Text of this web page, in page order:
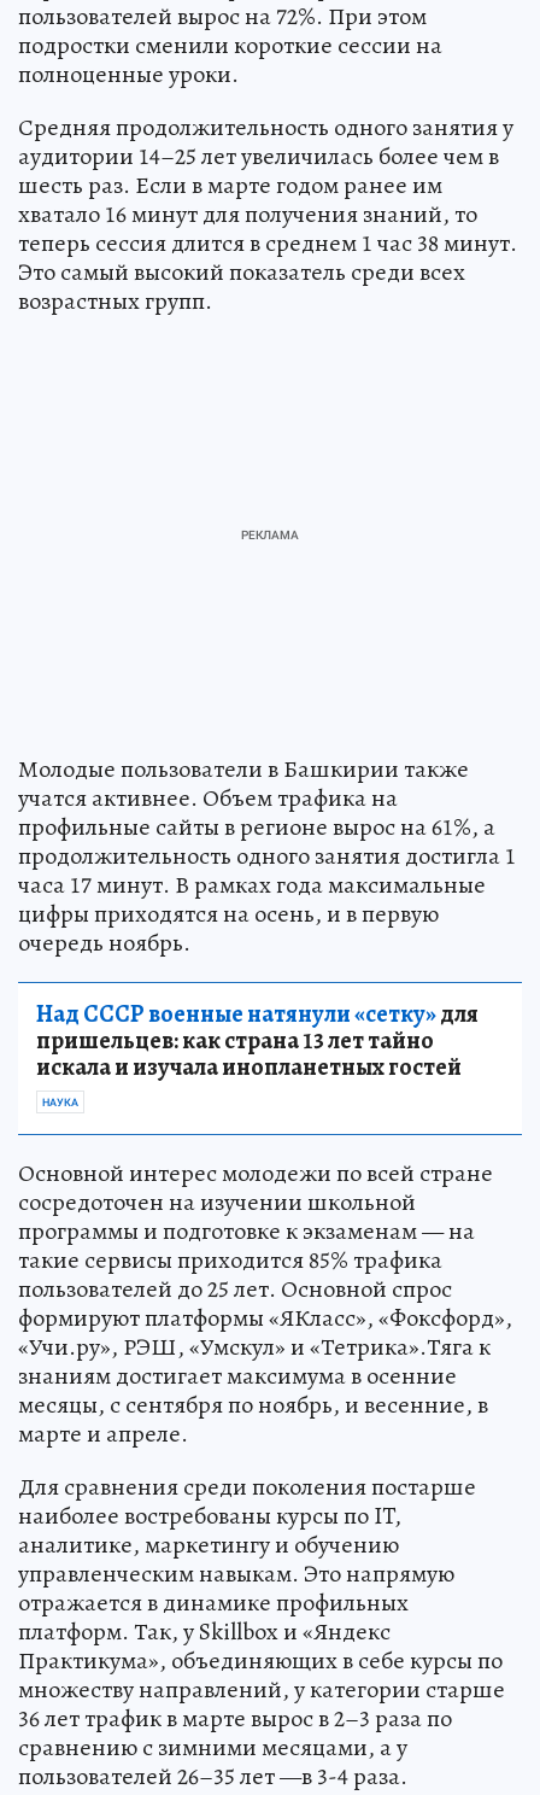
пользователей вырос на 72%. При этом
подростки сменили короткие сессии на
полноценные уроки.
Средняя продолжительность одного занятия у
аудитории 14–25 лет увеличилась более чем в
шесть раз. Если в марте годом ранее им
хватало 16 минут для получения знаний, то
теперь сессия длится в среднем 1 час 38 минут.
Это самый высокий показатель среди всех
возрастных групп.
Молодые пользователи в Башкирии также
учатся активнее. Объем трафика на
профильные сайты в регионе вырос на 61%, а
продолжительность одного занятия достигла 1
часа 17 минут. В рамках года максимальные
цифры приходятся на осень, и в первую
очередь ноябрь.
Над СССР военные натянули «сетку»для
пришельцев: как страна 13 лет тайно
искала и изучала инопланетных гостей
НАУКА
Основной интерес молодежи по всей стране
сосредоточен на изучении школьной
программы и подготовке к экзаменам — на
такие сервисы приходится 85% трафика
пользователей до 25 лет. Основной спрос
формируют платформы «ЯКласс», «Фоксфорд»,
«Учи.ру», РЭШ, «Умскул» и «Тетрика».Тяга к
знаниям достигает максимума в осенние
месяцы, с сентября по ноябрь, и весенние, в
марте и апреле.
Для сравнения среди поколения постарше
наиболее востребованы курсы по IT,
аналитике, маркетингу и обучению
управленческим навыкам. Это напрямую
отражается в динамике профильных
платформ. Так, у Skillbox и «Яндекс
Практикума», объединяющих в себе курсы по
множеству направлений, у категории старше
36 лет трафик в марте вырос в 2–3 раза по
сравнению с зимними месяцами, а у
пользователей 26–35 лет —в 3-4 раза.